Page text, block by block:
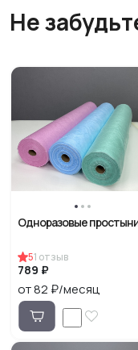
Не
Одноразовые
51 отзыв
789 ₽
от 82 ₽/месяц